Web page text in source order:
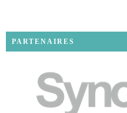
PARTENAIRES